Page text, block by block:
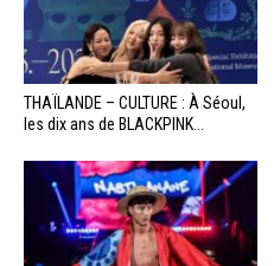
THAÏLANDE – CULTURE : À Séoul,
les dix ans de BLACKPINK...